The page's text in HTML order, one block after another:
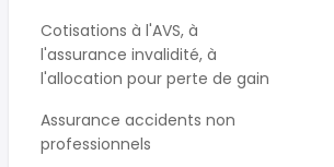
Cotisations à l'AVS, à
l'assurance invalidité, à
l'allocation pour perte de gain
Assurance accidents non
professionnels